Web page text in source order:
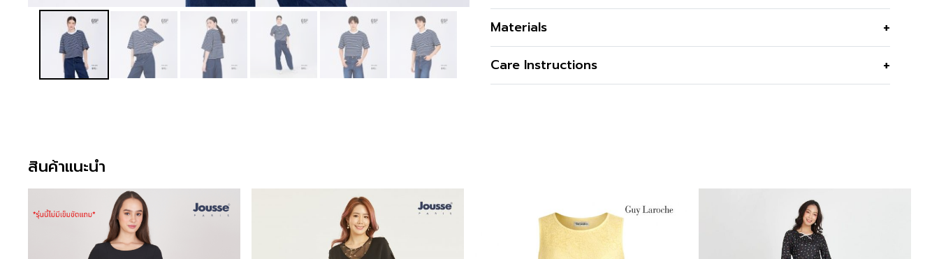
ผลิตจากผ้ายืดเจอร์ซีย์คุณภาพดี ลายริ้วกรม?ขาว ให้ลุคเรียบง่ายแต่ดูดี เหมาะกับ
Materials
เนื้อผ้า
คุณสมบัติผ้า
เนื้อผ้าด้านนอกเรียบลื่น หนา นุ่ม เนื้อผ้าด้านในมีลักษณะ
ความโปร่งใส
Care Instructions
สินค้าแนะนำ